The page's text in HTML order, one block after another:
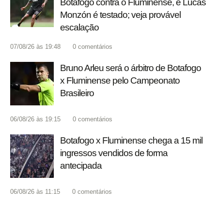
Botafogo contra o Fluminense, e Lucas
Monzón é testado; veja provável
escalação
07/08/26 às 19:48 0 comentários
Bruno Arleu será o árbitro de Botafogo
x Fluminense pelo Campeonato
Brasileiro
06/08/26 às 19:15 0 comentários
Botafogo x Fluminense chega a 15 mil
ingressos vendidos de forma
antecipada
06/08/26 às 11:15 0 comentários